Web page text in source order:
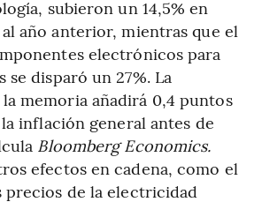
subieron un 14,5% en
año anterior, mientras que el
electrónicos para
disparó un 27%. La
memoria añadirá 0,4 puntos
inflación general antes de
Bloomberg Economics.
efectos en cadena, como el
precios de la electricidad